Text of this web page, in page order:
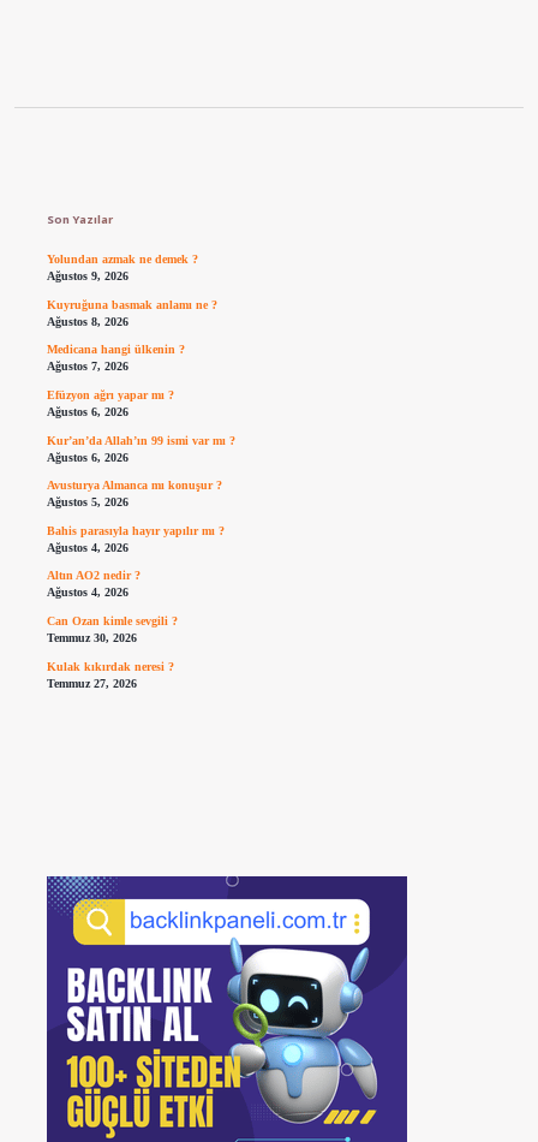
Son Yazılar
Yolundan azmak ne demek ?
Ağustos 9, 2026
Kuyruğuna basmak anlamı ne ?
Ağustos 8, 2026
Medicana hangi ülkenin ?
Ağustos 7, 2026
Efüzyon ağrı yapar mı ?
Ağustos 6, 2026
Kur’an’da Allah’ın 99 ismi var mı ?
Ağustos 6, 2026
Avusturya Almanca mı konuşur ?
Ağustos 5, 2026
Bahis parasıyla hayır yapılır mı ?
Ağustos 4, 2026
Altın AO2 nedir ?
Ağustos 4, 2026
Can Ozan kimle sevgili ?
Temmuz 30, 2026
Kulak kıkırdak neresi ?
Temmuz 27, 2026